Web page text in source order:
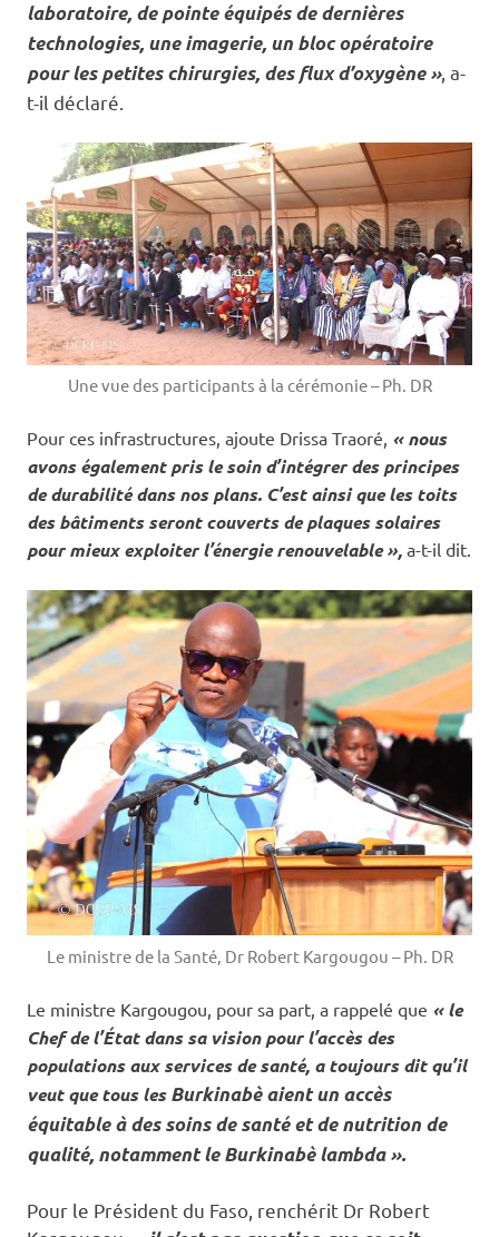
laboratoire, de pointe équipés de dernières
technologies, une imagerie, un bloc opératoire
pour les petites chirurgies, des flux d’oxygène », a-
t-il déclaré.
Une vue des participants à la cérémonie – Ph. DR
Pour ces infrastructures, ajoute Drissa Traoré, « nous
avons également pris le soin d’intégrer des principes
de durabilité dans nos plans. C’est ainsi que les toits
des bâtiments seront couverts de plaques solaires
pour mieux exploiter l’énergie renouvelable », a-t-il dit.
Le ministre de la Santé, Dr Robert Kargougou – Ph. DR
Le ministre Kargougou, pour sa part, a rappelé que « le
Chef de l’État dans sa vision pour l’accès des
populations aux services de santé, a toujours dit qu’il
veut que tous lesBurkinabè aient un accès
équitable à des soins de santé et de nutrition de
qualité, notamment le Burkinabè lambda ».
Pour le Président du Faso, renchérit Dr Robert